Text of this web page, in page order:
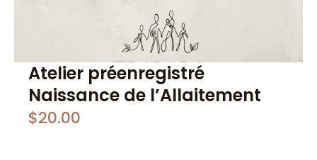
Atelier préenregistré
Naissance de l’Allaitement
$20.00